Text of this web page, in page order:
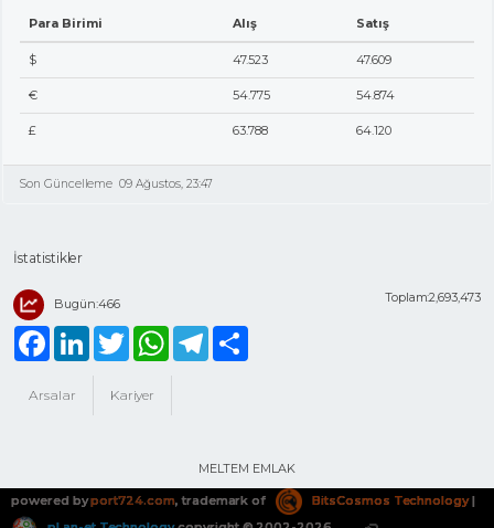
Para Birimi Alış Satış
$ 47.523 47.609
€ 54.775 54.874
£ 63.788 64.120
Son Güncelleme 09 Ağustos, 23:47
İstatistikler
Bugün:466 Toplam:2,693,473
Arsalar Kariyer
FacebookLinkedInTwitter WhatsAppTelegram
MELTEM EMLAK
powered byport724.com, trademark of BitsCosmos Technology|